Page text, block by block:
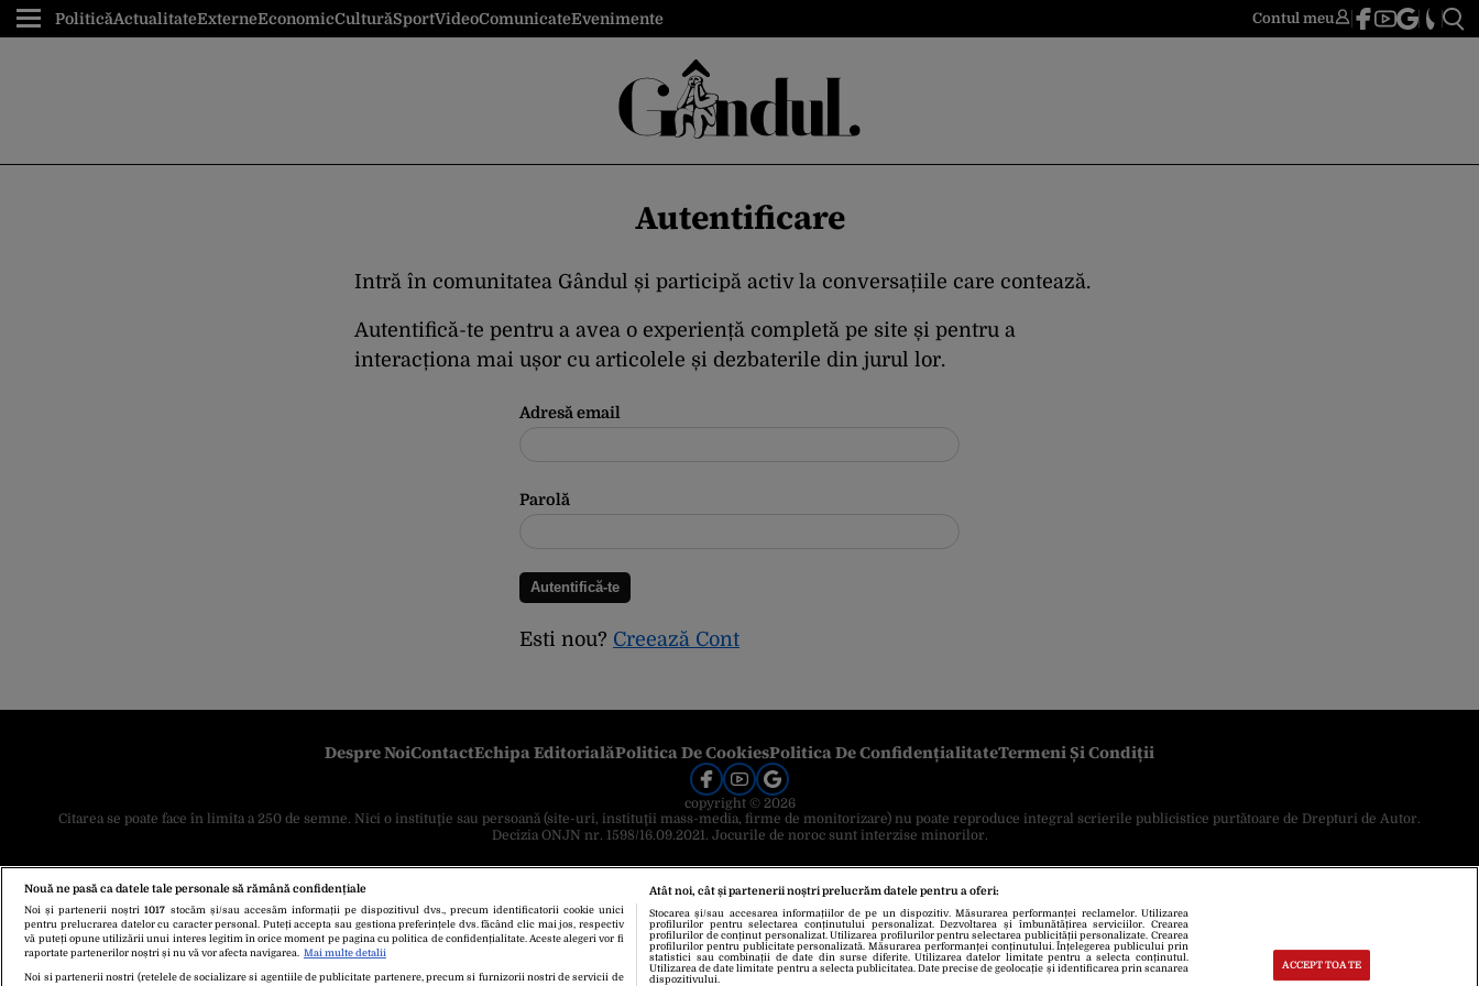
PoliticăActualitateExterneEconomicCulturăSportVideoComunicateEvenimente Contul meu
Autentificare
Intră în comunitatea Gândul și participă activ la conversațiile care contează.
Autentifică-te pentru a avea o experiență completă pe site și pentru a
interacționa mai ușor cu articolele și dezbaterile din jurul lor.
Adresă email
Parolă
Esti nou? Creează Cont
Despre NoiContactEchipa EditorialăPolitica De CookiesPolitica De ConfidențialitateTermeni Și Condiții
copyright © 2026
Citarea se poate face în limita a 250 de semne. Nici o instituţie sau persoană (site-uri, instituţii mass-media, firme de monitorizare) nu poate reproduce integral scrierile publicistice purtătoare de Drepturi de Autor.
Decizia ONJN nr. 1598/16.09.2021. Jocurile de noroc sunt interzise minorilor.